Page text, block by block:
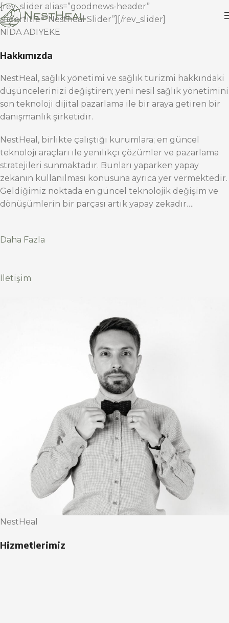
[rev_slider alias=”goodnews-header”
slidertitle=”Nestheal Slider”][/rev_slider]
NİDA ADIYEKE
Hakkımızda
NestHeal, sağlık yönetimi ve sağlık turizmi hakkındaki
düşüncelerinizi değiştiren; yeni nesil sağlık yönetimini
son teknoloji dijital pazarlama ile bir araya getiren bir
danışmanlık şirketidir.
NestHeal, birlikte çalıştığı kurumlara; en güncel
teknoloji araçları ile yenilikçi çözümler ve pazarlama
stratejileri sunmaktadır. Bunları yaparken yapay
zekanın kullanılması konusuna ayrıca yer vermektedir.
Geldiğimiz noktada en güncel teknolojik değişim ve
dönüşümlerin bir parçası artık yapay zekadır….
Daha Fazla
İletişim
NestHeal
Hizmetlerimiz